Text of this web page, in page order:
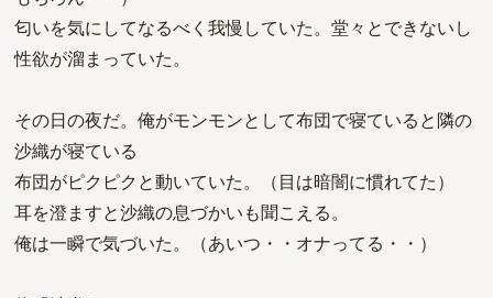
匂いを気にしてなるべく我慢していた。堂々とできないし
性欲が溜まっていた。
その日の夜だ。俺がモンモンとして布団で寝ていると隣の
沙織が寝ている
布団がピクピクと動いていた。（目は暗闇に慣れてた）
耳を澄ますと沙織の息づかいも聞こえる。
俺は一瞬で気づいた。（あいつ・・オナってる・・）